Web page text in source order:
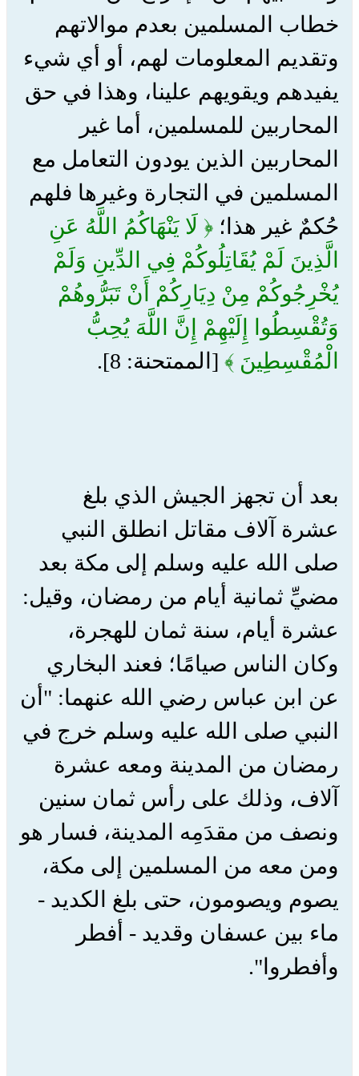
خطاب المسلمين بعدم موالاتهم
وتقديم المعلومات لهم، أو أي شيء
يفيدهم ويقويهم علينا، وهذا في حق
المحاربين للمسلمين، أما غير
المحاربين الذين يودون التعامل مع
المسلمين في التجارة وغيرها فلهم
حُكمٌ غير هذا؛ ﴿ لَا يَنْهَاكُمُ اللَّهُ عَنِ
الَّذِينَ لَمْ يُقَاتِلُوكُمْ فِي الدِّينِ وَلَمْ
يُخْرِجُوكُمْ مِنْ دِيَارِكُمْ أَنْ تَبَرُّوهُمْ
وَتُقْسِطُوا إِلَيْهِمْ إِنَّ اللَّهَ يُحِبُّ
الْمُقْسِطِينَ ﴾ [الممتحنة: 8].
بعد أن تجهز الجيش الذي بلغ
عشرة آلاف مقاتل انطلق النبي
صلى الله عليه وسلم إلى مكة بعد
مضيِّ ثمانية أيام من رمضان، وقيل:
عشرة أيام، سنة ثمان للهجرة،
وكان الناس صيامًا؛ فعند البخاري
عن ابن عباس رضي الله عنهما: "أن
النبي صلى الله عليه وسلم خرج في
رمضان من المدينة ومعه عشرة
آلاف، وذلك على رأس ثمان سنين
ونصف من مقدَمِه المدينة، فسار هو
ومن معه من المسلمين إلى مكة،
يصوم ويصومون، حتى بلغ الكديد -
ماء بين عسفان وقديد - أفطر
وأفطروا".